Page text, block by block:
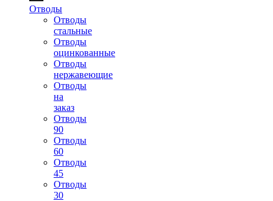
Отводы
Отводы
стальные
Отводы
оцинкованные
Отводы
нержавеющие
Отводы
на
заказ
Отводы
90
Отводы
60
Отводы
45
Отводы
30